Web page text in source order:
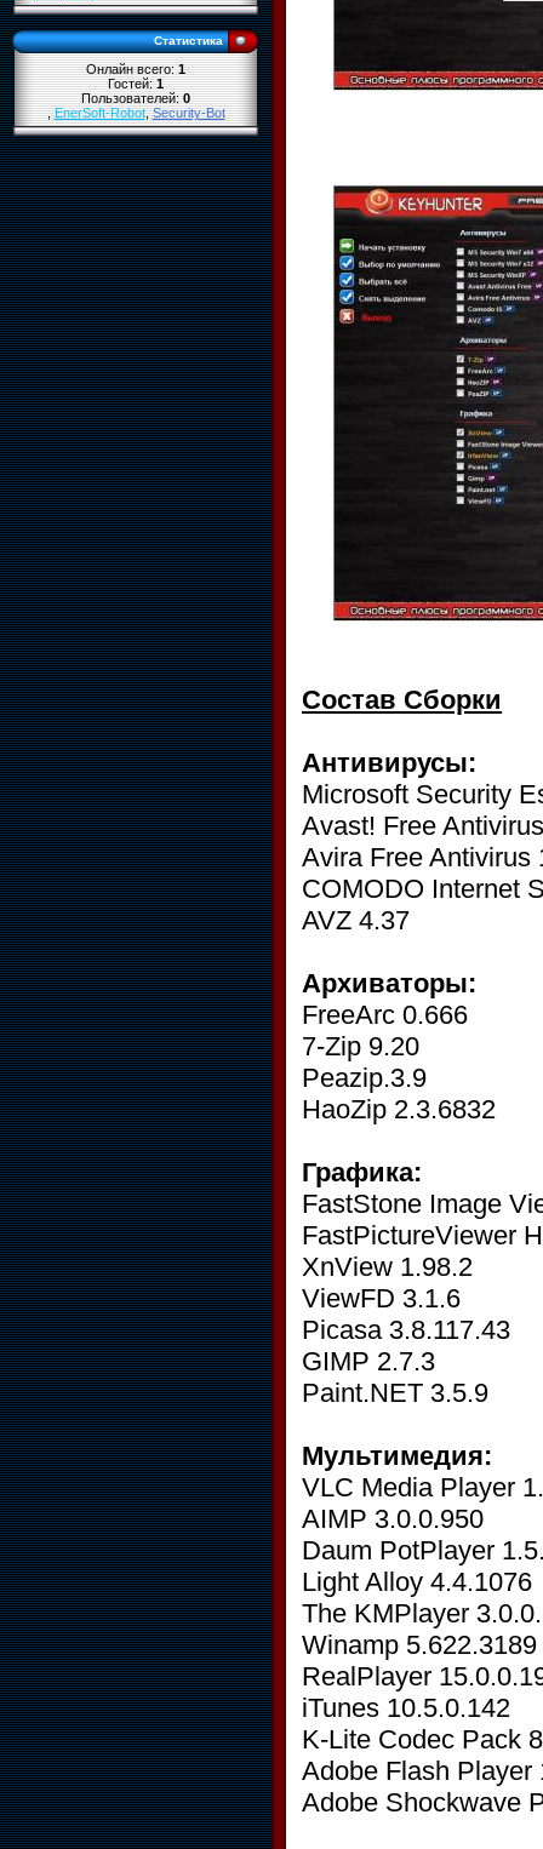
Статистика
Онлайн всего:1
Гостей:1
Пользователей:0
,EnerSoft-Robot,Security-Bot
Состав Сборки
Антивирусы:
Microsoft Security
Avast! Free
Avira Free Antivirus
COMODO Internet
AVZ 4.37
Архиваторы:
FreeArc 0.666
7-Zip 9.20
Peazip.3.9
HaoZip 2.3.6832
Графика:
FastStone Image
FastPictureViewer
XnView 1.98.2
ViewFD 3.1.6
Picasa 3.8.117.43
GIMP 2.7.3
Paint.NET 3.5.9
Мультимедия:
VLC Media Player
AIMP 3.0.0.950
Daum PotPlayer
Light Alloy 4.4.1076
The KMPlayer
Winamp 5.622.3189
RealPlayer
iTunes 10.5.0.142
K-Lite Codec Pack
Adobe Flash Player
Adobe Shockwave